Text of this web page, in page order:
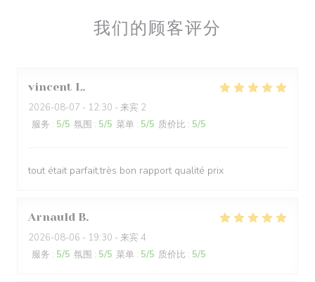
我们的顾客评分
vincent L
2026-08-07 - 12:30 - 来宾 2
服务 : 5/5 氛围 : 5/5 菜单 : 5/5 质价比 : 5/5
tout était parfait,très bon rapport qualité prix
Arnauld B
2026-08-06 - 19:30 - 来宾 4
服务 : 5/5 氛围 : 5/5 菜单 : 5/5 质价比 : 5/5